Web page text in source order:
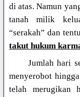
di atas. Namun
tanah milik
“serakah” dan
takut hukum
Jumlah hari
menyerobot
telah merugikan